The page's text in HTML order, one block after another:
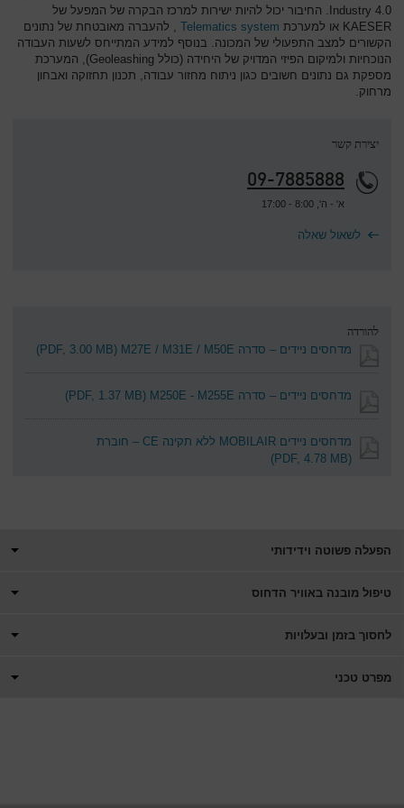
Industry 4.0. החיבור יכול להיות ישירות למרכז הבקרה של המפעל של
KAESER או למערכת
Telematics system , להעברה מאובטחת של נתונים
הקשורים למצב התפעולי של המכונה. בנוסף למידע המתייחס לשעות העבודה
הנוכחיות ולמיקום הפיזי המדויק של היחידה (כולל Geoleashing), המערכת
מספקת גם נתונים חשובים כגון ניתוח מחזור עבודה, תכנון תחזוקה ואבחון
מרחוק.
יצירת קשר
09-7885888
א' - ה', 8:00 - 17:00
לשאול שאלה
להורדה
מדחסים ניידים – סדרה M27E / M31E / M50E (PDF, 3.00 MB)
מדחסים ניידים – סדרה M250E - M255E (PDF, 1.37 MB)
מדחסים ניידים MOBILAIR ללא תקינה CE – חוברת
(PDF, 4.78 MB)
הפעלה פשוטה וידידותי
טיפול מובנה באוויר הדחוס
לחסוך בזמן ובעלויות
מפרט טכני